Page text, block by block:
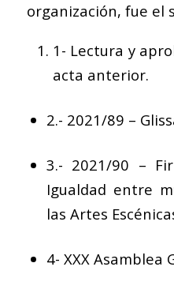
organización, fue el
1- Lectura y
acta anterior.
2.- 2021/89 –
3.- 2021/90 –
Igualdad entre
las Artes
4- XXX Asamblea